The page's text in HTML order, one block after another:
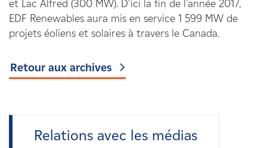
et Lac Alfred (300 MW). D'ici la fin de l'année 2017,
EDF Renewables aura mis en service 1 599 MW de
projets éoliens et solaires à travers le Canada.
Retour aux archives
Relations avec les médias